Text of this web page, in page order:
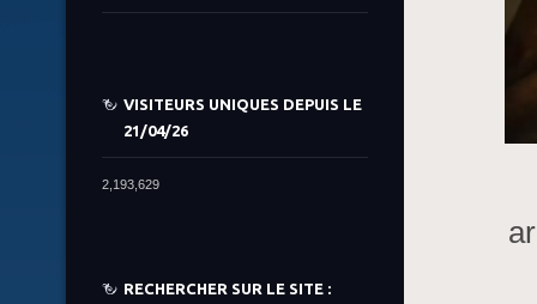
VISITEURS UNIQUES DEPUIS LE
21/04/26
2,193,629
RECHERCHER SUR LE SITE :